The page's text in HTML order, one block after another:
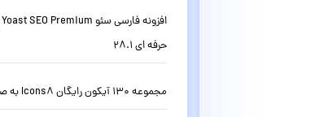
حرفه ای 28.1
مجموعه 130 آیکون رایگان Icons8 به صورت SVG